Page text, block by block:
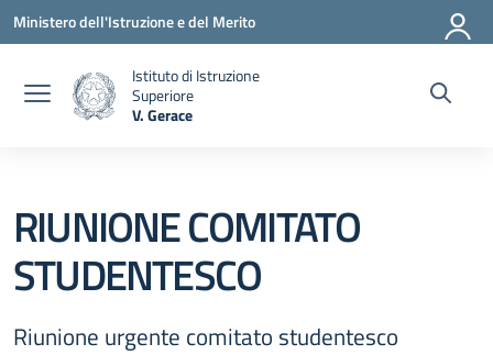
Vai ai contenuti
Vai al menu di navigazione
Vai al footer
Ministero dell'Istruzione e del Merito
Istituto di Istruzione
Superiore
V. Gerace
RIUNIONE COMITATO
STUDENTESCO
Riunione urgente comitato studentesco